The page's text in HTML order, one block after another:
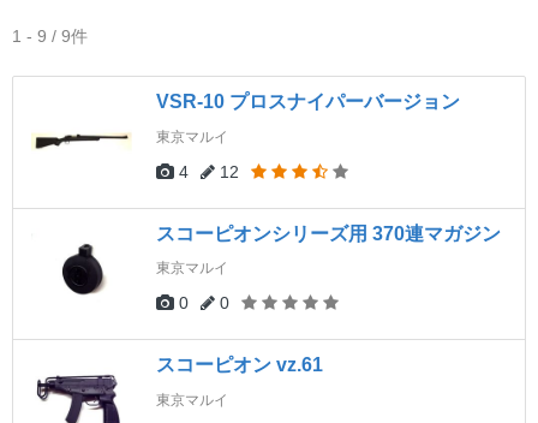
1 - 9 / 9件
VSR-10 プロスナイパーバージョン
東京マルイ
4 12
スコーピオンシリーズ用 370連マガジン
東京マルイ
0 0
スコーピオン vz.61
東京マルイ